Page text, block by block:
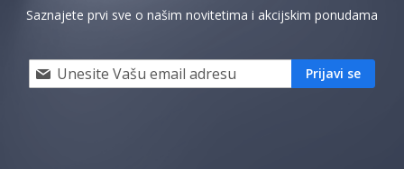
Saznajete prvi sve o našim novitetima i akcijskim ponudama
Prijavi
se
Prijavi se